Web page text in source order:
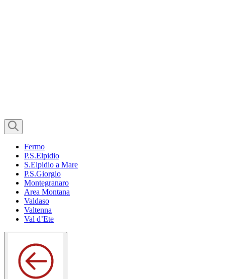
Fermo
P.S.Elpidio
S.Elpidio a Mare
P.S.Giorgio
Montegranaro
Area Montana
Valdaso
Valtenna
Val d’Ete